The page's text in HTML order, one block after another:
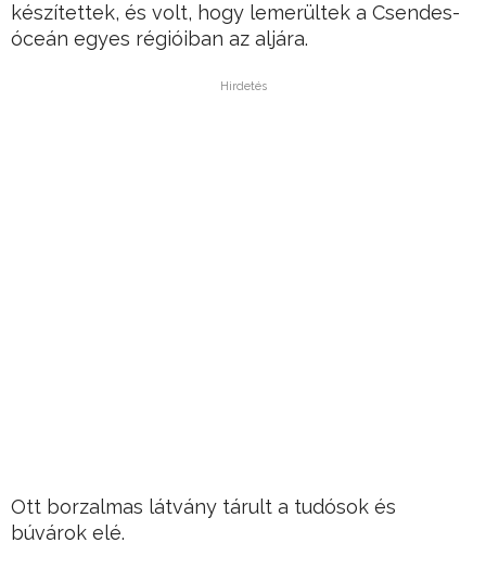
készítettek, és volt, hogy lemerültek a Csendes-
óceán egyes régióiban az aljára.
Hirdetés
Ott borzalmas látvány tárult a tudósok és
búvárok elé.